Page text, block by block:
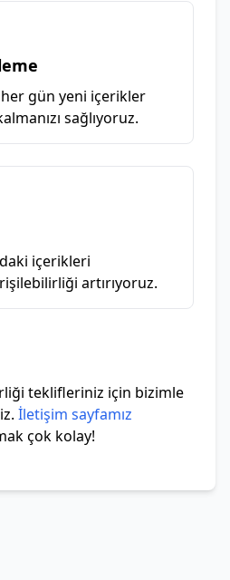
gün yeni içerikler
sağlıyoruz.
içerikleri
artırıyoruz.
teklifleriniz için bizimle
İletişim sayfamız
çok kolay!